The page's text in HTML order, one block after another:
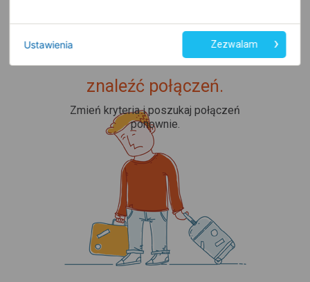
Upss... Nie udało nam się
znaleźć połączeń.
Zmień kryteria i poszukaj połączeń
ponownie.
Ustawienia Zezwalam